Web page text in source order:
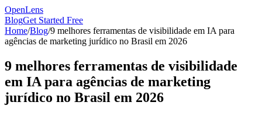
OpenLens
BlogGet Started Free
Home/Blog/9 melhores ferramentas de visibilidade em IA para
agências de marketing jurídico no Brasil em 2026
9 melhores ferramentas de visibilidade
em IA para agências de marketing
jurídico no Brasil em 2026